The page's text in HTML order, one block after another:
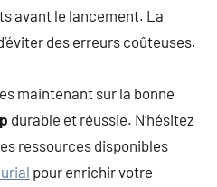
avant le lancement. La
des erreurs coûteuses.
maintenant sur la bonne
durable et réussie. N’hésitez
ressources disponibles
pour enrichir votre